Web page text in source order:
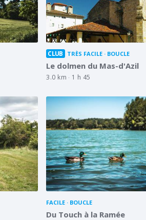
CLUB TRÈS FACILE BOUCLE
Le dolmen du Mas-d'Azil
3.0 km 1 h 45
FACILE BOUCLE
Du Touch à la Ramée